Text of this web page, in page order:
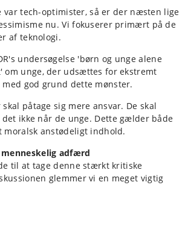
var tech-optimister, så er der næsten lige
nu. Vi fokuserer primært på de
af teknologi.
undersøgelse 'børn og unge alene
om unge, der udsættes for ekstremt
god grund dette mønster.
påtage sig mere ansvar. De skal
ikke når de unge. Dette gælder både
moralsk anstødeligt indhold.
adfærd
til at tage denne stærkt kritiske
glemmer vi en meget vigtig